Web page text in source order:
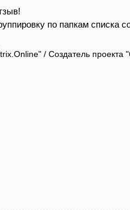
по папкам списка
/ Создатель